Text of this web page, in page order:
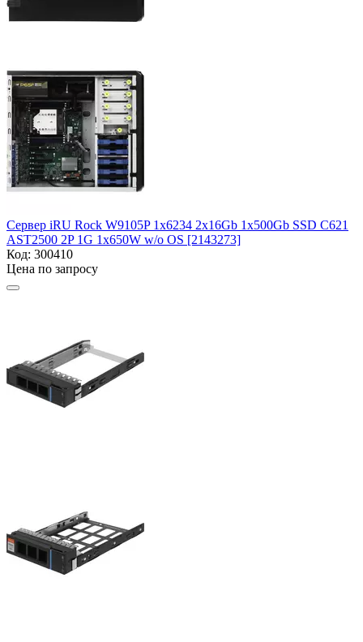
Сервер iRU Rock W9105P 1x6234 2x16Gb 1x500Gb SSD C621
AST2500 2P 1G 1x650W w/o OS [2143273]
Код: 300410
Цена по запросу